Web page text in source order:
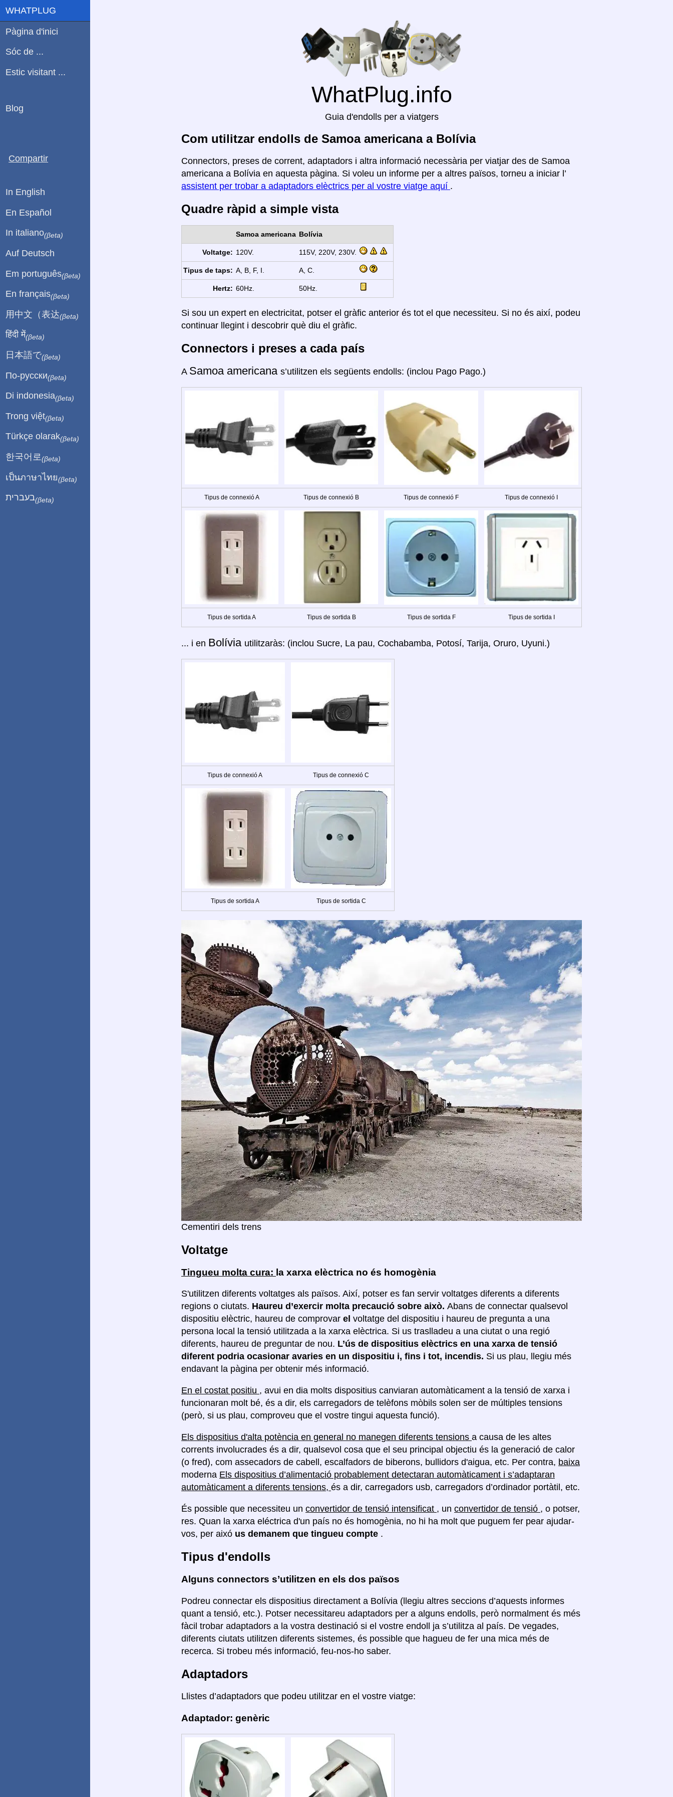
WhatPlug.info
Guia d'endolls per a viatgers
Com utilitzar endolls de Samoa americana a Bolívia
Connectors, preses de corrent, adaptadors i altra informació necessària per viatjar des de Samoa
americana a Bolívia en aquesta pàgina. Si voleu un informe per a altres països, torneu a iniciar l’
assistent per trobar a adaptadors elèctrics per al vostre viatge aquí .
Quadre ràpid a simple vista
Samoa americana Bolívia
Voltatge: 120V. 115V, 220V, 230V.
Tipus de taps: A, B, F, I. A, C.
Hertz: 60Hz. 50Hz.
Si sou un expert en electricitat, potser el gràfic anterior és tot el que necessiteu. Si no és així, podeu
continuar llegint i descobrir què diu el gràfic.
Connectors i preses a cada país
A Samoa americana s’utilitzen els següents endolls: (inclou Pago Pago.)
Tipus de connexió A Tipus de connexió B Tipus de connexió F Tipus de connexió I
Tipus de sortida A Tipus de sortida B Tipus de sortida F Tipus de sortida I
... i en Bolívia utilitzaràs: (inclou Sucre, La pau, Cochabamba, Potosí, Tarija, Oruro, Uyuni.)
Tipus de connexió A Tipus de connexió C
Tipus de sortida A Tipus de sortida C
Cementiri dels trens
Voltatge
Tingueu molta cura: la xarxa elèctrica no és homogènia
S'utilitzen diferents voltatges als països. Així, potser es fan servir voltatges diferents a diferents
regions o ciutats. Haureu d’exercir molta precaució sobre això. Abans de connectar qualsevol
dispositiu elèctric, haureu de comprovar el voltatge del dispositiu i haureu de pregunta a una
persona local la tensió utilitzada a la xarxa elèctrica. Si us traslladeu a una ciutat o una regió
diferents, haureu de preguntar de nou. L’ús de dispositius elèctrics en una xarxa de tensió
diferent podria ocasionar avaries en un dispositiu i, fins i tot, incendis. Si us plau, llegiu més
endavant la pàgina per obtenir més informació.
En el costat positiu , avui en dia molts dispositius canviaran automàticament a la tensió de xarxa i
funcionaran molt bé, és a dir, els carregadors de telèfons mòbils solen ser de múltiples tensions
(però, si us plau, comproveu que el vostre tingui aquesta funció).
Els dispositius d'alta potència en general no manegen diferents tensions a causa de les altes
corrents involucrades és a dir, qualsevol cosa que el seu principal objectiu és la generació de calor
(o fred), com assecadors de cabell, escalfadors de biberons, bullidors d'aigua, etc. Per contra, baixa
moderna Els dispositius d’alimentació probablement detectaran automàticament i s’adaptaran
automàticament a diferents tensions, és a dir, carregadors usb, carregadors d’ordinador portàtil, etc.
És possible que necessiteu un convertidor de tensió intensificat , un convertidor de tensió , o potser,
res. Quan la xarxa eléctrica d'un país no és homogènia, no hi ha molt que puguem fer pear ajudar-
vos, per aixó us demanem que tingueu compte .
Tipus d'endolls
Alguns connectors s’utilitzen en els dos països
Podreu connectar els dispositius directament a Bolívia (llegiu altres seccions d’aquests informes
quant a tensió, etc.). Potser necessitareu adaptadors per a alguns endolls, però normalment és més
fàcil trobar adaptadors a la vostra destinació si el vostre endoll ja s’utilitza al país. De vegades,
diferents ciutats utilitzen diferents sistemes, és possible que hagueu de fer una mica més de
recerca. Si trobeu més informació, feu-nos-ho saber.
Adaptadors
Llistes d’adaptadors que podeu utilitzar en el vostre viatge:
Adaptador: genèric
WHATPLUG
Pàgina d'inici
Sóc de ...
Estic visitant ...
Blog
Compartir
In English
En Español
In italiano(βeta)
Auf Deutsch
Em português(βeta)
En français(βeta)
用中文（表达(βeta)
हिंदी में(βeta)
日本語で(βeta)
По-русски(βeta)
Di indonesia(βeta)
Trong việt(βeta)
Türkçe olarak(βeta)
한국어로 (βeta)
เป็นภาษาไทย(βeta)
בעברית(βeta)